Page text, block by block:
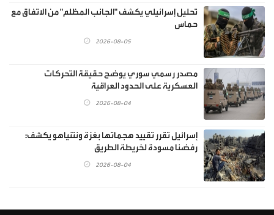
تحليل إسرائيلي يكشف "الجانب المظلم" من الاتفاق مع
حماس
2026-08-05
مصدر رسمي سوري يوضح حقيقة التحركات
العسكرية على الحدود العراقية
2026-08-04
إسرائيل تقرر تقييد هجماتها بغزة ونتنياهو يكشف:
رفضنا مسودة لخريطة الطريق
2026-08-04